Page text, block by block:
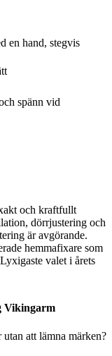
en hand, stegvis
spänn vid
och kraftfullt
dörrjustering och
är avgörande.
hemmafixare som
valet i årets
Vikingarm
att lämna märken?